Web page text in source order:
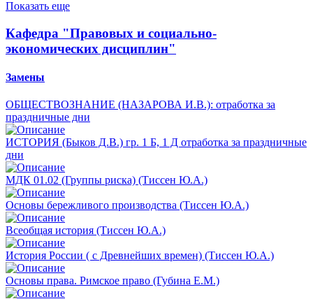
Показать еще
Кафедра "Правовых и социально-
экономических дисциплин"
Замены
ОБЩЕСТВОЗНАНИЕ (НАЗАРОВА И.В.): отработка за
праздничные дни
ИСТОРИЯ (Быков Д.В.) гр. 1 Б, 1 Д отработка за праздничные
дни
⁠МДК 01.02 (Группы риска) (Тиссен Ю.А.)
⁠Основы бережливого производства (Тиссен Ю.А.)
⁠Всеобщая история (Тиссен Ю.А.)
История России ( с Древнейших времен) (Тиссен Ю.А.)
Основы права. Римское право (Губина Е.М.)